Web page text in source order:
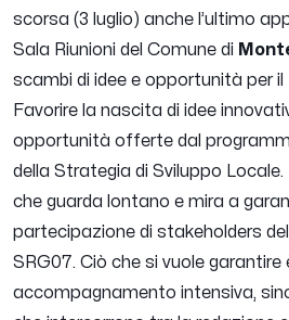
scorsa (3 luglio) anche l’ultimo
Sala Riunioni del Comune di
scambi di idee e opportunità per il
Favorire la nascita di idee
opportunità offerte dal
della Strategia di Sviluppo Locale.
che guarda lontano e mira a
partecipazione di stakeholders
SRG07. Ciò che si vuole garantire
accompagnamento intensiva,